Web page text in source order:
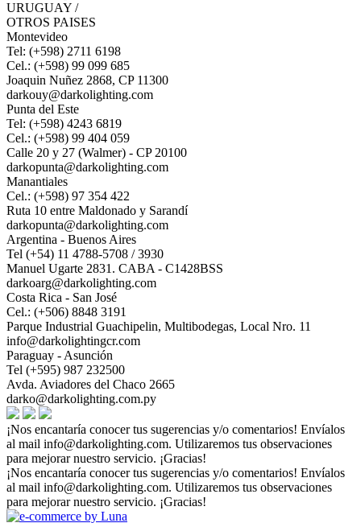
URUGUAY /
OTROS PAISES
Montevideo
Tel: (+598) 2711 6198
Cel.: (+598) 99 099 685
Joaquin Nuñez 2868, CP 11300
darkouy@darkolighting.com
Punta del Este
Tel: (+598) 4243 6819
Cel.: (+598) 99 404 059
Calle 20 y 27 (Walmer) - CP 20100
darkopunta@darkolighting.com
Manantiales
Cel.: (+598) 97 354 422
Ruta 10 entre Maldonado y Sarandí
darkopunta@darkolighting.com
Argentina - Buenos Aires
Tel (+54) 11 4788-5708 / 3930
Manuel Ugarte 2831. CABA - C1428BSS
darkoarg@darkolighting.com
Costa Rica - San José
Cel.: (+506) 8848 3191
Parque Industrial Guachipelin, Multibodegas, Local Nro. 11
info@darkolightingcr.com
Paraguay - Asunción
Tel (+595) 987 232500
Avda. Aviadores del Chaco 2665
darko@darkolighting.com.py
¡Nos encantaría conocer tus sugerencias y/o comentarios! Envíalos
al mail info@darkolighting.com. Utilizaremos tus observaciones
para mejorar nuestro servicio. ¡Gracias!
¡Nos encantaría conocer tus sugerencias y/o comentarios! Envíalos
al mail info@darkolighting.com. Utilizaremos tus observaciones
para mejorar nuestro servicio. ¡Gracias!